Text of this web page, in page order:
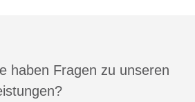
haben Fragen zu unseren